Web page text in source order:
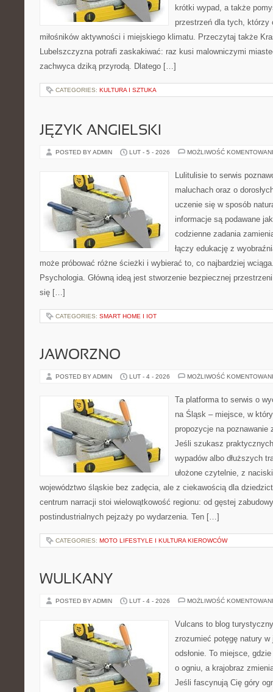
krótki wypad, a także
przestrzeń dla tych, którzy
miłośników aktywności i miejskiego klimatu. Przeczytaj także
Lubelszczyzna potrafi zaskakiwać: raz kusi malowniczymi
zachwyca dziką przyrodą. Dlatego […]
CATEGORIES: KULTURA I SZTUKA
JĘZYK ANGIELSKI
POSTED BY ADMIN LUT - 5 - 2026 MOŻLIWOŚĆ
Lulitulisie to serwis
maluchach oraz o
uczenie się w sposób
informacje są podawane
codzienne zadania
łączy edukację z
może próbować różne ścieżki i wybierać to, co najbardziej
Psychologia. Główną ideą jest stworzenie bezpiecznej
się […]
CATEGORIES: SMART HOME I IOT
JAWORZNO
POSTED BY ADMIN LUT - 4 - 2026 MOŻLIWOŚĆ
Ta platforma to serwis o
na Śląsk – miejsce, w
propozycje na poznawanie
Jeśli szukasz
wypadów albo dłuższych
ułożone czytelnie, z
województwo śląskie bez zadęcia, ale z ciekawością dla
centrum narracji stoi wielowątkowość regionu: od gęstej
postindustrialnych pejzaży po wydarzenia. Ten […]
CATEGORIES: MOTO LIFESTYLE I KULTURA KIEROWCÓW
WULKANY
POSTED BY ADMIN LUT - 4 - 2026 MOŻLIWOŚĆ
Vulcans to blog
zrozumieć potęgę natury
odsłonie. To miejsce,
o ogniu, a krajobraz
Jeśli fascynują Cię góry